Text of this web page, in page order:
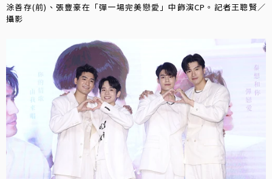
涂善存(前)、張豐豪在「彈一場完美戀愛」中飾演CP。記者王聰賢／
攝影